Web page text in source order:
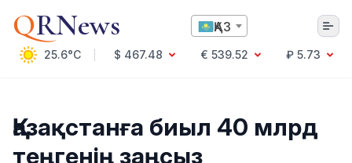
QRNews ҚАЗ
25.6°C $ 467.48 € 539.52
₽ 5.73
Қазақстанға биыл 40 млрд
теңгенің заңсыз